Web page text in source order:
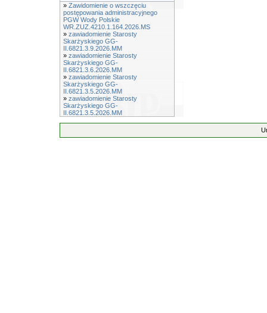
» Zawidomienie o wszczęciu
postępowania administracyjnego
PGW Wody Polskie
WR.ZUZ.4210.1.164.2026.MS
» zawiadomienie Starosty
Skarżyskiego GG-
II.6821.3.9.2026.MM
» zawiadomienie Starosty
Skarżyskiego GG-
II.6821.3.6.2026.MM
» zawiadomienie Starosty
Skarżyskiego GG-
II.6821.3.5.2026.MM
» zawiadomienie Starosty
Skarżyskiego GG-
II.6821.3.5.2026.MM